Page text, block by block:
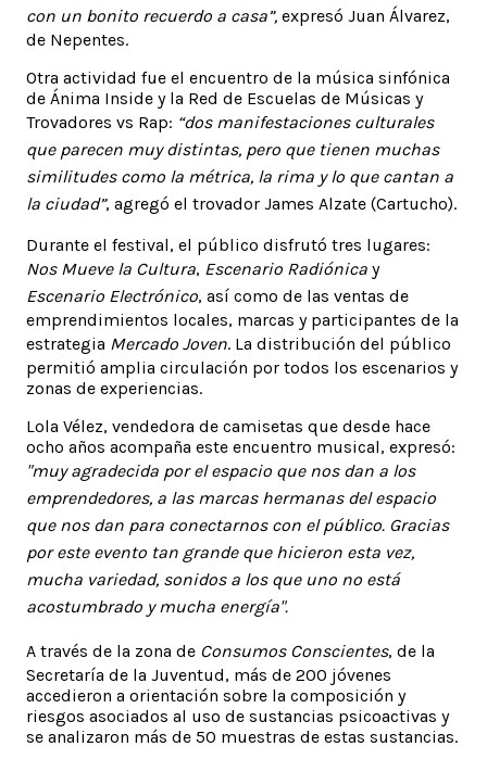
con un bonito recuerdo a casa”, expresó Juan Álvarez,
de Nepentes.
Otra actividad fue el encuentro de la música sinfónica
de Ánima Inside y la Red de Escuelas de Músicas y
Trovadores vs Rap: “dos manifestaciones culturales
que parecen muy distintas, pero que tienen muchas
similitudes como la métrica, la rima y lo que cantan a
la ciudad”, agregó el trovador James Alzate (Cartucho).
Durante el festival, el público disfrutó tres lugares:
Nos Mueve la Cultura, Escenario Radiónica y
Escenario Electrónico, así como de las ventas de
emprendimientos locales, marcas y participantes de la
estrategia Mercado Joven. La distribución del público
permitió amplia circulación por todos los escenarios y
zonas de experiencias.
Lola Vélez, vendedora de camisetas que desde hace
ocho años acompaña este encuentro musical, expresó:
"muy agradecida por el espacio que nos dan a los
emprendedores, a las marcas hermanas del espacio
que nos dan para conectarnos con el público. Gracias
por este evento tan grande que hicieron esta vez,
mucha variedad, sonidos a los que uno no está
acostumbrado y mucha energía".
A través de la zona de Consumos Conscientes, de la
Secretaría de la Juventud, más de 200 jóvenes
accedieron a orientación sobre la composición y
riesgos asociados al uso de sustancias psicoactivas y
se analizaron más de 50 muestras de estas sustancias.